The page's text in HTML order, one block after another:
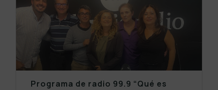
Programa de radio 99.9 “Qué es